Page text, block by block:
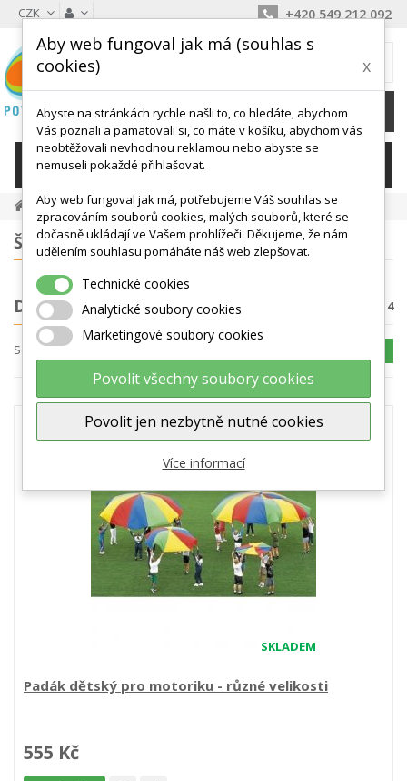
CZK +420 549 212 092
0 Kč
KATEGORIE
Didaktika
ŠTÍTKY
DIDAKTIKA Počet produktů: 4
Seřadit podle
SKLADEM
Padák dětský pro motoriku - různé velikosti
555 Kč
Aby web fungoval jak má (souhlas s
cookies)
x
Abyste na stránkách rychle našli to, co hledáte, abychom
Vás poznali a pamatovali si, co máte v košíku, abychom vás
neobtěžovali nevhodnou reklamou nebo abyste se
nemuseli pokaždé přihlašovat.
Aby web fungoval jak má, potřebujeme Váš souhlas se
zpracováním souborů cookies, malých souborů, které se
dočasně ukládají ve Vašem prohlížeči. Děkujeme, že nám
udělením souhlasu pomáháte náš web zlepšovat.
Technické cookies
Analytické soubory cookies
Marketingové soubory cookies
Povolit všechny soubory cookies
Povolit jen nezbytně nutné cookies
Více informací